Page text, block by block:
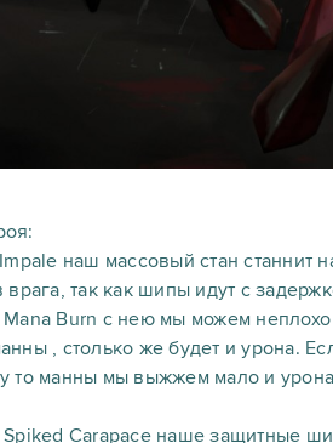
наш массовый стан
врага, так как шипы идут с
Mana Burn с нею мы можем
, столько же будет и урона.
то манны мы выжжем мало и
Spiked Carapace наше защитные